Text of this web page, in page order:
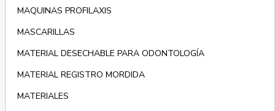
MAQUINAS PROFILAXIS
MASCARILLAS
MATERIAL DESECHABLE PARA ODONTOLOGÍA
MATERIAL REGISTRO MORDIDA
MATERIALES